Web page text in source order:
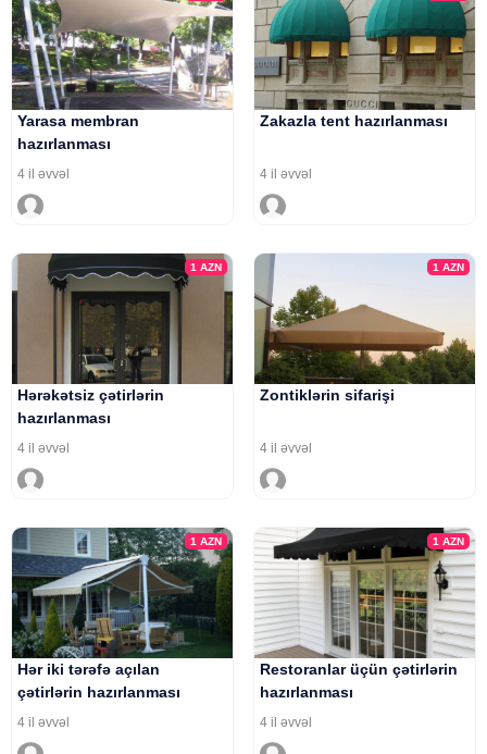
Yarasa membran
hazırlanması
4 il əvvəl
Zakazla tent hazırlanması
4 il əvvəl
1AZN
Hərəkətsiz çətirlərin
hazırlanması
4 il əvvəl
1 AZN
Zontiklərin sifarişi
4 il əvvəl
1AZN
Hər iki tərəfə açılan
çətirlərin hazırlanması
4 il əvvəl
1 AZN
Restoranlar üçün çətirlərin
hazırlanması
4 il əvvəl